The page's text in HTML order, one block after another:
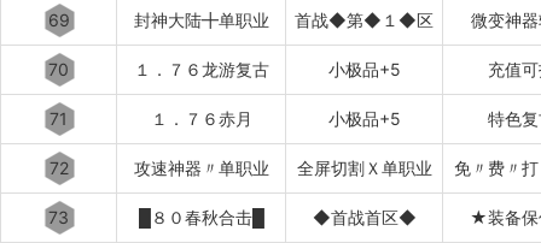
69 封神大陆╋单职业 首战◆第◆１◆区 微变神
70 １．７６龙游复古 小极品+5 充值
71 １．７６赤月 小极品+5 特色
72 攻速神器〃单职业 全屏切割Ｘ单职业 免〃费〃
73 █８０春秋合击█ ◆首战首区◆ ★装备